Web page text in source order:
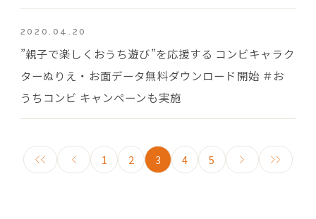
2020.04.20
”親子で楽しくおうち遊び”を応援する コンビキャラク
ターぬりえ・お面データ無料ダウンロード開始 ＃お
うちコンビ キャンペーンも実施
1 2 3 4 5